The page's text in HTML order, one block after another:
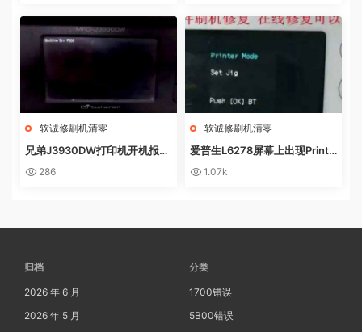
软诚修刷机清零
兄弟J3930DW打印机开机报错
Machine Err FE00远程操作快
286
软诚修刷机清零
爱普生L6278屏幕上出现Printe
r mode英文 进不了系统 刷固件
1.07k
归档
2026 年 6 月
2026 年 5 月
分类
1700错误
5B00错误